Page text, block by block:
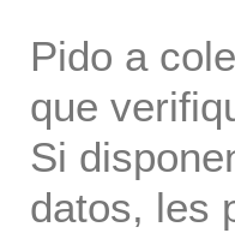
Pido a
que
Si
datos, les